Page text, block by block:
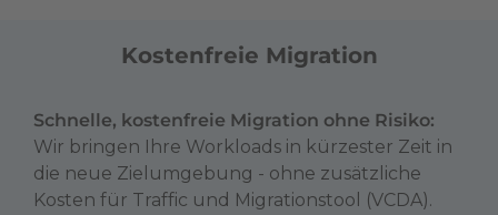
Kostenfreie Migration
Schnelle, kostenfreie Migration ohne Risiko:
Wir bringen Ihre Workloads in kürzester Zeit in
die neue Zielumgebung - ohne zusätzliche
Kosten für Traffic und Migrationstool (VCDA).